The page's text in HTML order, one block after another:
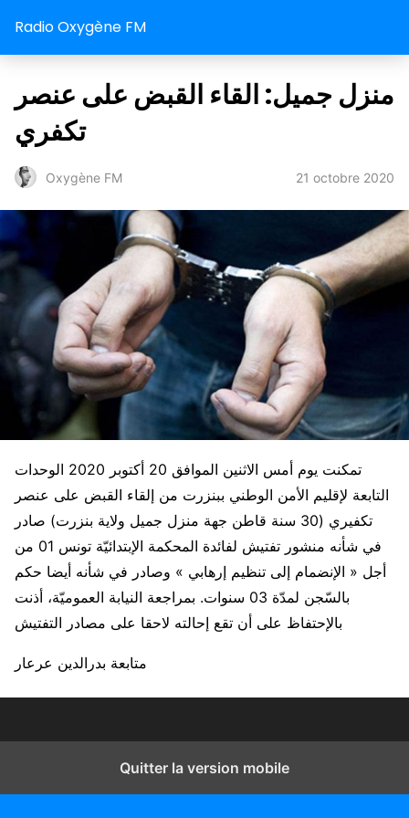
Radio Oxygène FM
منزل جميل: القاء القبض على عنصر
تكفري
Oxygène FM 21 octobre 2020
تمكنت يوم أمس الاثنين الموافق 20 أكتوبر 2020 الوحدات
التابعة لإقليم الأمن الوطني ببنزرت من إلقاء القبض على عنصر
تكفيري (30 سنة قاطن جهة منزل جميل ولاية بنزرت) صادر
في شأنه منشور تفتيش لفائدة المحكمة الإبتدائيّة تونس 01 من
أجل « الإنضمام إلى تنظيم إرهابي » وصادر في شأنه أيضا حكم
بالسّجن لمدّة 03 سنوات. بمراجعة النيابة العموميّة، أذنت
بالإحتفاظ على أن تقع إحالته لاحقا على مصادر التفتيش
متابعة بدرالدين عرعار
Quitter la version mobile